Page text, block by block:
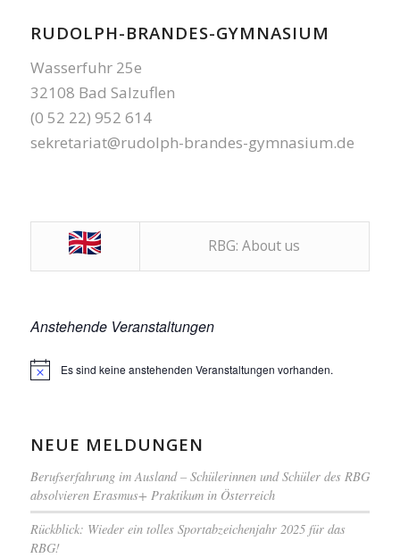
RUDOLPH-BRANDES-GYMNASIUM
Wasserfuhr 25e
32108 Bad Salzuflen
(0 52 22) 952 614
sekretariat@rudolph-brandes-gymnasium.de
RBG: About us
Anstehende Veranstaltungen
HinweisEs sind keine anstehenden Veranstaltungen vorhanden.
NEUE MELDUNGEN
Berufserfahrung im Ausland – Schülerinnen und Schüler des RBG
absolvieren Erasmus+ Praktikum in Österreich
Rückblick: Wieder ein tolles Sportabzeichenjahr 2025 für das
RBG!